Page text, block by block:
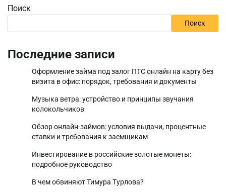
Поиск
Поиск
Последние записи
Оформление займа под залог ПТС онлайн на карту без
визита в офис: порядок, требования и документы
Музыка ветра: устройство и принципы звучания
колокольчиков
Обзор онлайн-займов: условия выдачи, процентные
ставки и требования к заемщикам
Инвестирование в российские золотые монеты:
подробное руководство
В чем обвиняют Тимура Турлова?